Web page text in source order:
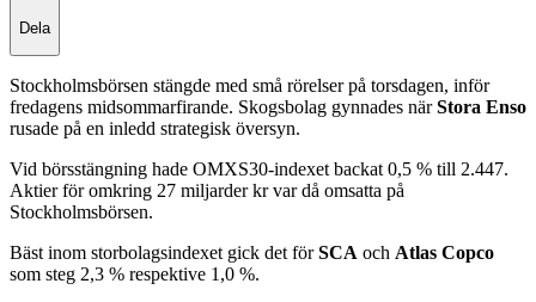
Dela
Stockholmsbörsen stängde med små rörelser på torsdagen, inför
fredagens midsommarfirande. Skogsbolag gynnades närStora Enso
rusade på en inledd strategisk översyn.
Vid börsstängning hade OMXS30-indexet backat 0,5 % till 2.447.
Aktier för omkring 27 miljarder kr var då omsatta på
Stockholmsbörsen.
Bäst inom storbolagsindexet gick det förSCA och Atlas Copco
som steg 2,3 % respektive 1,0 %.